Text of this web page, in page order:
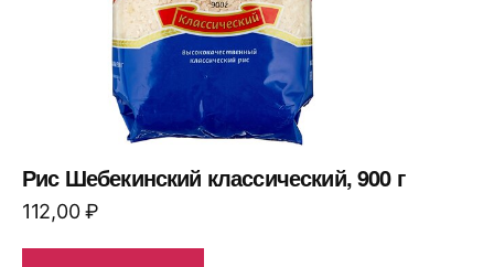
Рис Шебекинский классический, 900 г
112,00₽